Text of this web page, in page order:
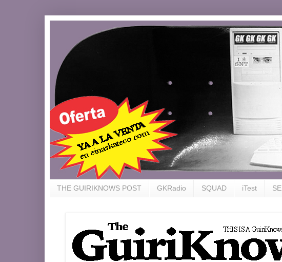
THE GUIRIKNOWS POST GKRadio SQUAD iTest